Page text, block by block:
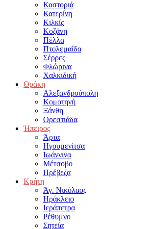
Καστοριά
Κατερίνη
Κιλκίς
Κοζάνη
Πέλλα
Πτολεμαΐδα
Σέρρες
Φλώρινα
Χαλκιδική
Θράκη
Αλεξανδρούπολη
Κομοτηνή
Ξάνθη
Ορεστιάδα
Ήπειρος
Άρτα
Ηγουμενίτσα
Ιωάννινα
Μέτσοβο
Πρέβεζα
Κρήτη
Άγ. Νικόλαος
Ηράκλειο
Ιεράπετρα
Ρέθυμνο
Σητεία